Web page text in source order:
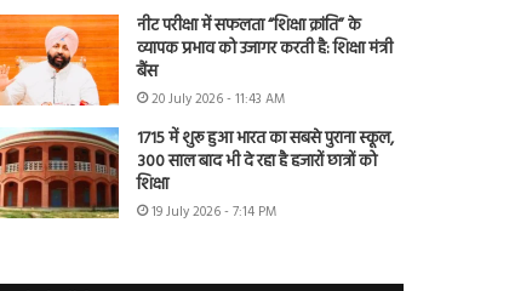
नीट परीक्षा में सफलता “शिक्षा क्रांति” के
व्यापक प्रभाव को उजागर करती है: शिक्षा मंत्री
बैंस
20 July 2026 - 11:43 AM
1715 में शुरू हुआ भारत का सबसे पुराना स्कूल,
300 साल बाद भी दे रहा है हजारों छात्रों को
शिक्षा
19 July 2026 - 7:14 PM